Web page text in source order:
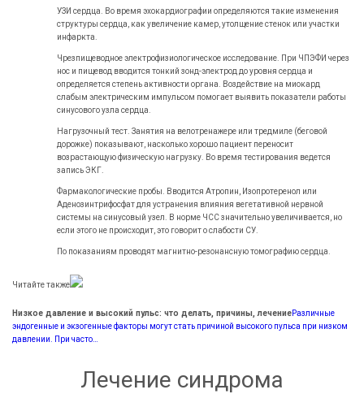
УЗИ сердца. Во время эхокардиографии определяются такие изменения
структуры сердца, как увеличение камер, утолщение стенок или участки
инфаркта.
Чрезпищеводное электрофизиологическое исследование. При ЧПЭФИ через
нос и пищевод вводится тонкий зонд-электрод до уровня сердца и
определяется степень активности органа. Воздействие на миокард
слабым электрическим импульсом помогает выявить показатели работы
синусового узла сердца.
Нагрузочный тест. Занятия на велотренажере или тредмиле (беговой
дорожке) показывают, насколько хорошо пациент переносит
возрастающую физическую нагрузку. Во время тестирования ведется
запись ЭКГ.
Фармакологические пробы. Вводится Атропин, Изопротеренол или
Аденозинтрифосфат для устранения влияния вегетативной нервной
системы на синусовый узел. В норме ЧСС значительно увеличивается, но
если этого не происходит, это говорит о слабости СУ.
По показаниям проводят магнитно-резонансную томографию сердца.
Читайте также
Низкое давление и высокий пульс: что делать, причины, лечениеРазличные
эндогенные и экзогенные факторы могут стать причиной высокого пульса при низком
давлении. При часто…
Лечение синдрома